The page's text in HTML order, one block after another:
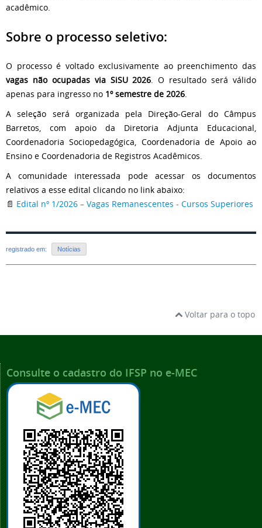
acadêmico.
Sobre o processo seletivo:
O processo é voltado exclusivamente ao preenchimento das
vagas não ocupadas via SiSU 2026 . O resultado será válido
apenas para ingresso no 1º semestre de 2026
A seleção será organizada pela Direção-Geral do Câmpus
Barretos, com apoio da Diretoria Adjunta Educacional,
Coordenadoria Sociopedagógica, Coordenadoria de Apoio ao
Ensino e Coordenadoria de Registros Acadêmicos.
A comunidade interessada pode acessar os documentos
relativos a esse edital clicando no link abaixo:
📄 Edital nº 1/2026 – Vagas Remanescentes - Cursos Superiores
registrado em: Notícias
Voltar para o topo
Consulte o cadastro do IFSP no e-MEC